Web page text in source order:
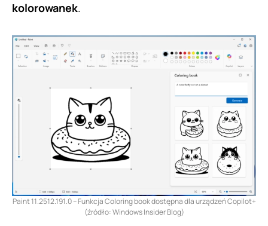
kolorowanek.
Paint 11.2512.191.0 – Funkcja Coloring book dostępna dla urządzeń Copilot+
(źródło: Windows Insider Blog)